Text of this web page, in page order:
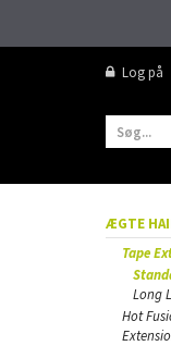
Log på
ÆGTE
Tape
Long
Hot